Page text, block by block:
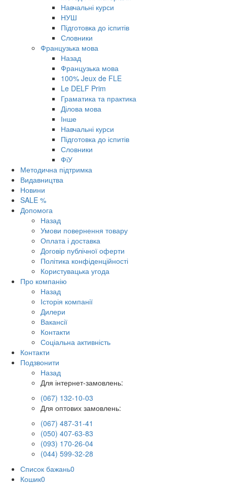
Навчальні курси
НУШ
Підготовка до іспитів
Словники
Французька мова
Назад
Французька мова
100% Jeux de FLE
Le DELF Prim
Граматика та практика
Ділова мова
Інше
Навчальні курси
Підготовка до іспитів
Словники
ФіУ
Методична підтримка
Видавництва
Новини
SALE %
Допомога
Назад
Умови повернення товару
Оплата і доставка
Договір публічної оферти
Політика конфіденційності
Користувацька угода
Про компанію
Назад
Історія компанії
Дилери
Вакансії
Контакти
Соціальна активність
Контакти
Подзвонити
Назад
Для інтернет-замовлень:
(067) 132-10-03
Для оптових замовлень:
(067) 487-31-41
(050) 407-63-83
(093) 170-26-04
(044) 599-32-28
Список бажань0
Кошик0